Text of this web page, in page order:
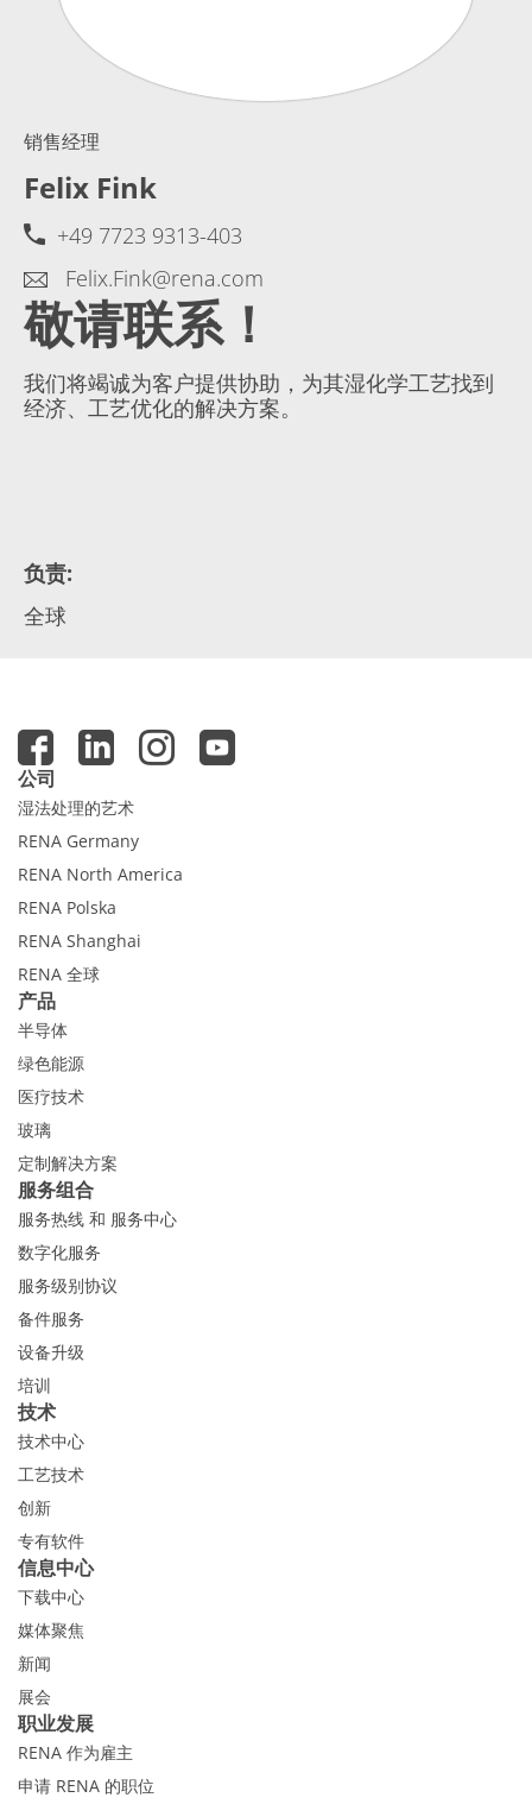
销售经理
Felix Fink
+49 7723 9313-403
Felix.Fink@rena.com
敬请联系！
我们将竭诚为客户提供协助，为其湿化学工艺找到
经济、工艺优化的解决方案。
负责:
全球
公司
湿法处理的艺术
RENA Germany
RENA North America
RENA Polska
RENA Shanghai
RENA 全球
产品
半导体
绿色能源
医疗技术
玻璃
定制解决方案
服务组合
服务热线 和 服务中心
数字化服务
服务级别协议
备件服务
设备升级
培训
技术
技术中心
工艺技术
创新
专有软件
信息中心
下载中心
媒体聚焦
新闻
展会
职业发展
RENA 作为雇主
申请 RENA 的职位